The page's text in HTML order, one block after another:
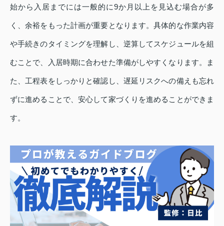
始から入居までには一般的に9か月以上を見込む場合が多
く、余裕をもった計画が重要となります。具体的な作業内容
や手続きのタイミングを理解し、逆算してスケジュールを組
むことで、入居時期に合わせた準備がしやすくなります。ま
た、工程表をしっかりと確認し、遅延リスクへの備えも忘れ
ずに進めることで、安心して家づくりを進めることができま
す。